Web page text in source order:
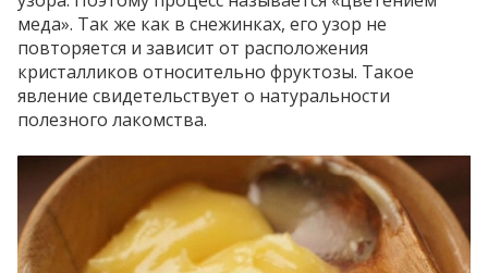
меда». Так же как в снежинках, его узор не
повторяется и зависит от расположения
кристалликов относительно фруктозы. Такое
явление свидетельствует о натуральности
полезного лакомства.